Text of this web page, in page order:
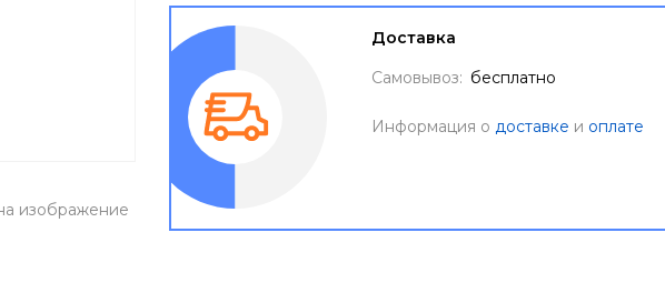
изображение
Доставка
Самовывоз: бесплатно
Информация о доставке и оплате